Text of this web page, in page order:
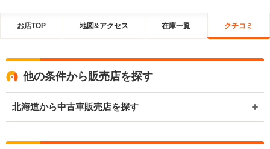
お店TOP 地図&アクセス 在庫一覧 クチコミ
他の条件から販売店を探す
北海道から中古車販売店を探す